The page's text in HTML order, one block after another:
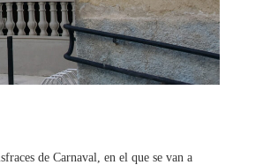
de Carnaval, en el que se van a